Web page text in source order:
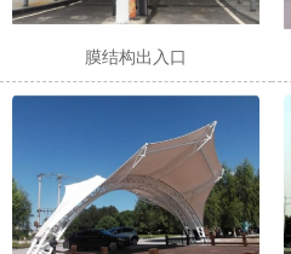
膜结构出入口